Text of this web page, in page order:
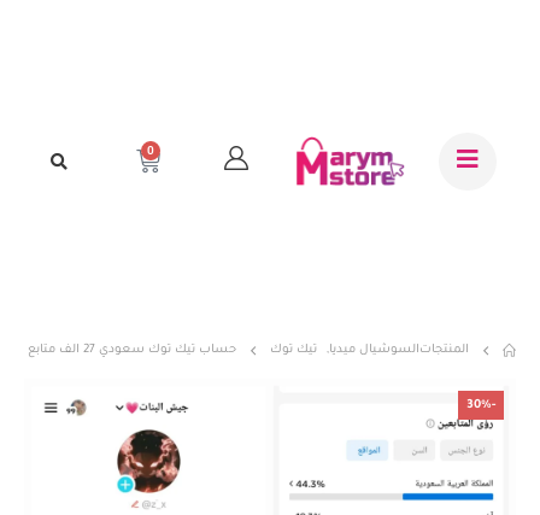
0
المنتجاتالسوشيال ميديا, تيك توك حساب تيك توك سعودي 27 الف متابع
-30%